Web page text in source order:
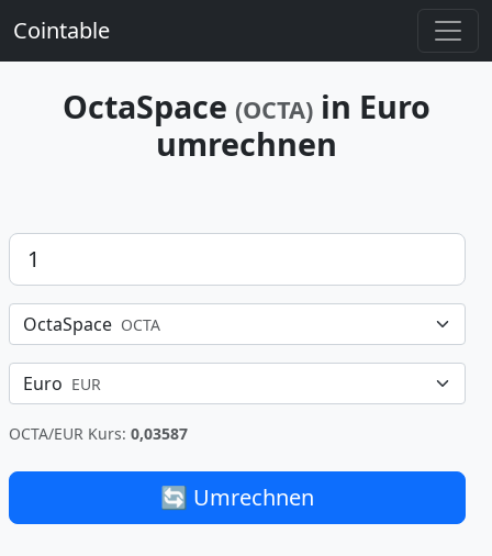
Cointable
OctaSpace (OCTA)in Euro
umrechnen
Betrag
OctaSpace OCTA
Euro EUR
OCTA/EUR Kurs: 0,03587
🔄 Umrechnen